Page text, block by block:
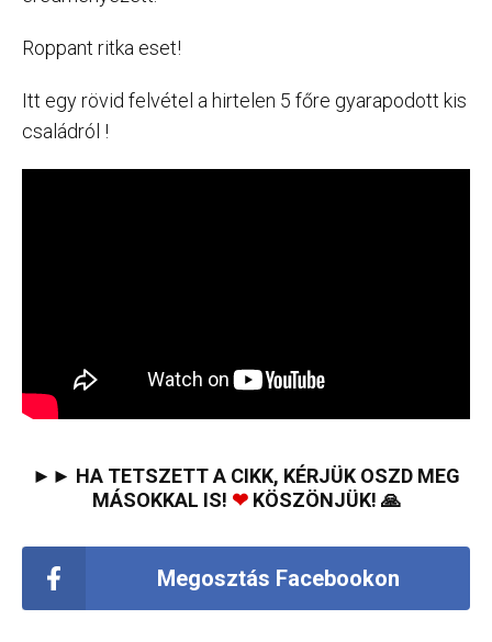
Roppant ritka eset!
Itt egy rövid felvétel a hirtelen 5 főre gyarapodott kis
családról !
►► HA TETSZETT A CIKK, KÉRJÜK OSZD MEG
MÁSOKKAL IS! ❤KÖSZÖNJÜK! 🙏
Megosztás Facebookon